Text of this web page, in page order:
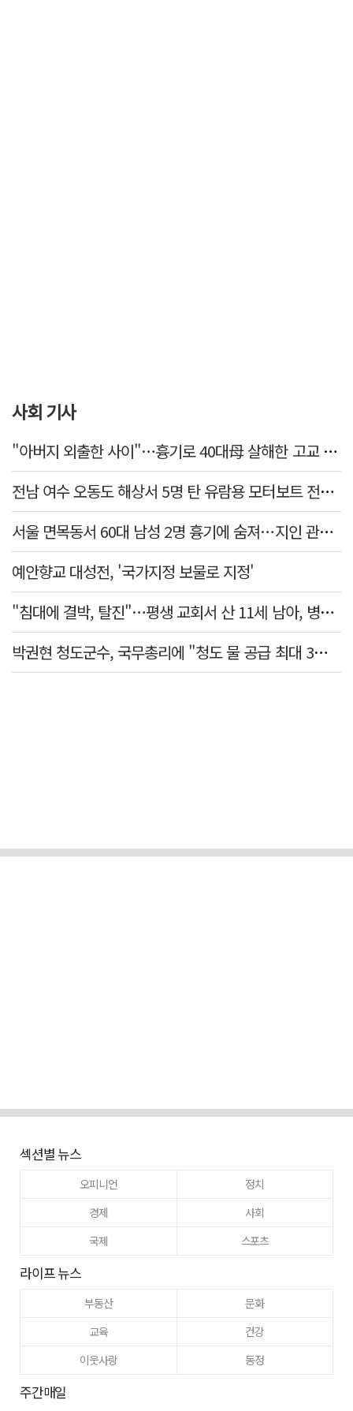
사회 기사
"아버지 외출한 사이"…흉기로 40대母 살해한 고교 자퇴생, 구속 기로에
전남 여수 오동도 해상서 5명 탄 유람용 모터보트 전복…2명 숨져
서울 면목동서 60대 남성 2명 흉기에 숨져…지인 관계로 추정
예안향교 대성전, '국가지정 보물로 지정'
"침대에 결박, 탈진"…평생 교회서 산 11세 남아, 병원 이송 끝 숨져
박권현 청도군수, 국무총리에 "청도 물 공급 최대 3만t 늘려달라"
섹션별 뉴스
오피니언
정치
경제
사회
국제
스포츠
라이프 뉴스
부동산
문화
교육
건강
이웃사랑
동정
주간매일